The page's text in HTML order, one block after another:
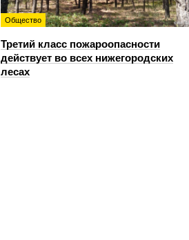
Общество
Третий класс пожароопасности
действует во всех нижегородских
лесах